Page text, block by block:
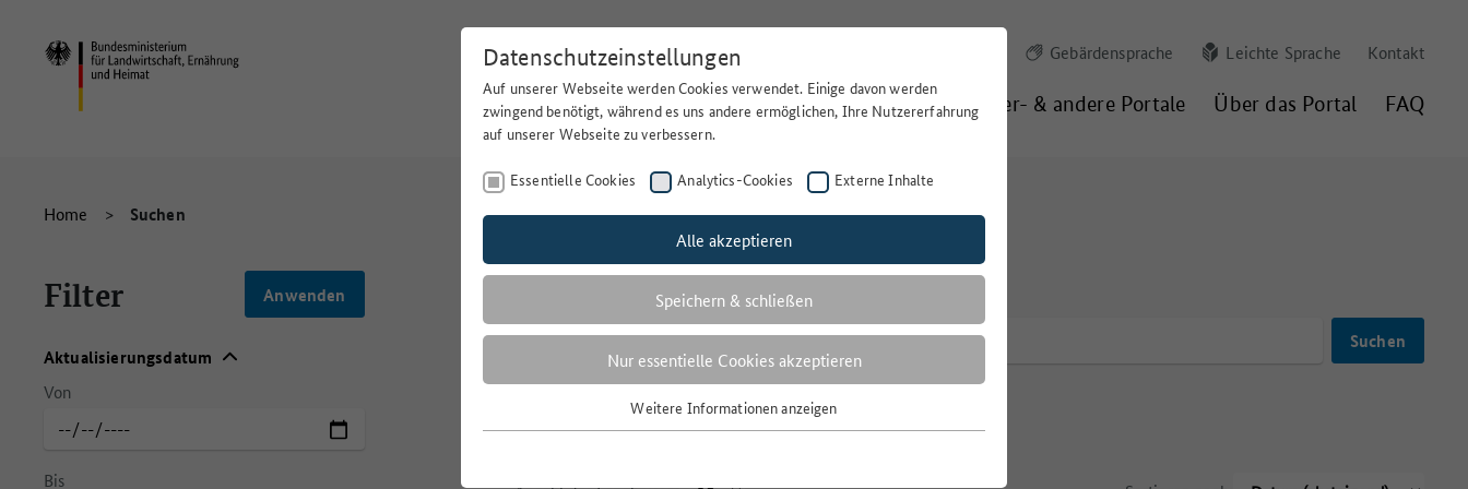
Gebärdensprache Leichte Sprache Kontakt
Suchen Länder- & andere Portale Über das Portal FAQ
Home > Suchen
Filter
Aktualisierungsdatum
Von
Bis
Datenschutzeinstellungen
Auf unserer Webseite werden Cookies verwendet. Einige davon werden
zwingend benötigt, während es uns andere ermöglichen, Ihre Nutzererfahrung
auf unserer Webseite zu verbessern.
Essentielle Cookies Analytics-Cookies Externe Inhalte
Alle akzeptieren
Speichern & schließen
Nur essentielle Cookies akzeptieren
Essentielle Cookies
Weitere Informationen anzeigen